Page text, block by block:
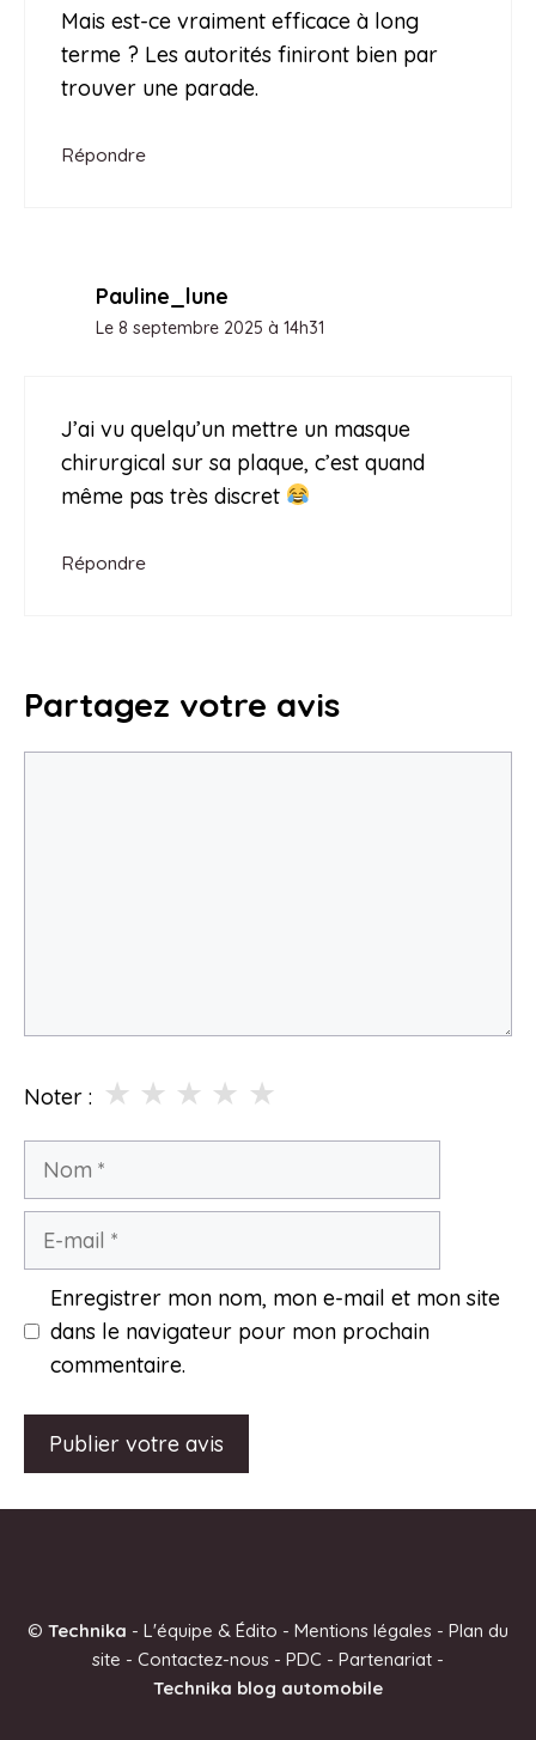
Mais est-ce vraiment efficace à long
terme ? Les autorités finiront bien par
trouver une parade.
Répondre
Pauline_lune
Le 8 septembre 2025 à 14h31
J’ai vu quelqu’un mettre un masque
chirurgical sur sa plaque, c’est quand
même pas très discret
Répondre
Partagez votre avis
Noter : ★
★
★
★
★
Nom
Enregistrer mon nom, mon e-mail et mon site
dans le navigateur pour mon prochain
commentaire.
r
© Technika - L'équipe & Édito - Mentions légales - Plan du
site - Contactez-nous - PDC - Partenariat -
Technika blog automobile